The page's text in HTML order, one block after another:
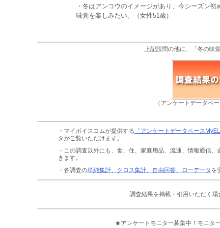
・冬はアンコウのイメージがあり、今シーズン
味覚を楽しみたい。（女性51歳）
上記設問の他に、「冬の味
（アンケートデータベ
・マイボイスコムが提供する 「アンケートデータベース
タがご覧いただけます。
・この調査以外にも、食、住、家庭用品、流通、情報通信、
きます。
・各調査の単純集計、クロス集計、自由回答、ローデータ を
調査結果を掲載・引用いただく場
★アンケートモニター募集中！モニタ